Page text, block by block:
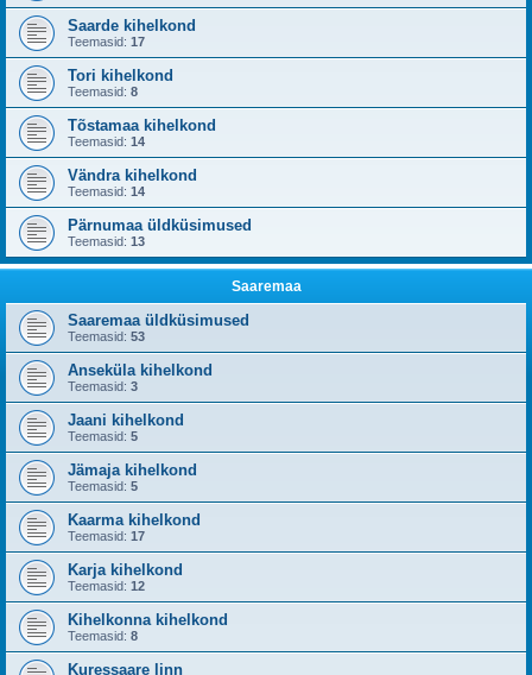
Saarde kihelkond
Teemasid: 17
Tori kihelkond
Teemasid: 8
Tõstamaa kihelkond
Teemasid: 14
Vändra kihelkond
Teemasid: 14
Pärnumaa üldküsimused
Teemasid: 13
Saaremaa
Saaremaa üldküsimused
Teemasid: 53
Anseküla kihelkond
Teemasid: 3
Jaani kihelkond
Teemasid: 5
Jämaja kihelkond
Teemasid: 5
Kaarma kihelkond
Teemasid: 17
Karja kihelkond
Teemasid: 12
Kihelkonna kihelkond
Teemasid: 8
Kuressaare linn